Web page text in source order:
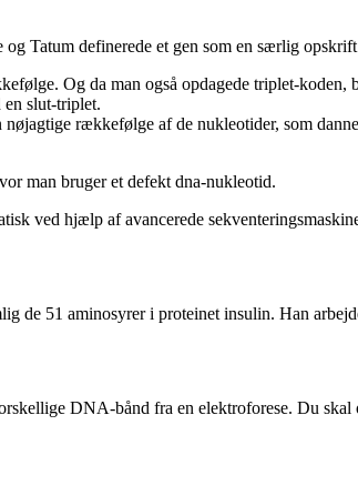
Tatum definerede et gen som en særlig
Og da man også opdagede triplet-
en slut-triplet.
rækkefølge af de nukleotider, som
man bruger et defekt dna-nukleotid.
ved hjælp af avancerede
de 51 aminosyrer i proteinet insulin. Han
DNA-bånd fra en elektroforese. Du